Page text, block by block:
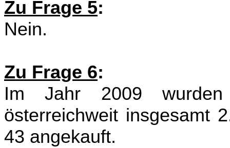
Zu Frage 5:
Nein.
Zu Frage 6:
Im Jahr 2009 wurden
österreichweit insgesamt
43 angekauft.